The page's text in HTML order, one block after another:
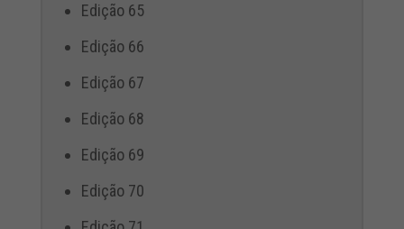
Edição 65
Edição 66
Edição 67
Edição 68
Edição 69
Edição 70